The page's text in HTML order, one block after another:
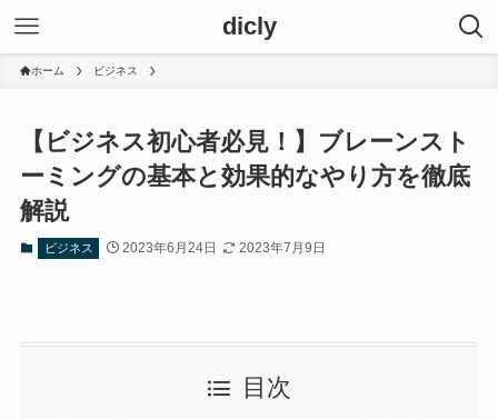
dicly
ホーム ビジネス
【ビジネス初心者必見！】ブレーンスト
ーミングの基本と効果的なやり方を徹底
解説
ビジネス 2023年6月24日 2023年7月9日
目次